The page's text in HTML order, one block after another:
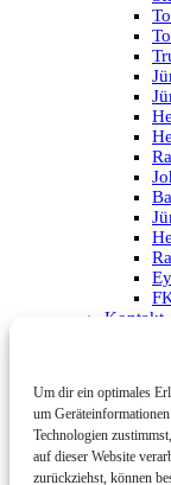
Um dir ein optimales
um
Technologien
auf dieser Website
zurückziehst, können
Kontakt
Archiv